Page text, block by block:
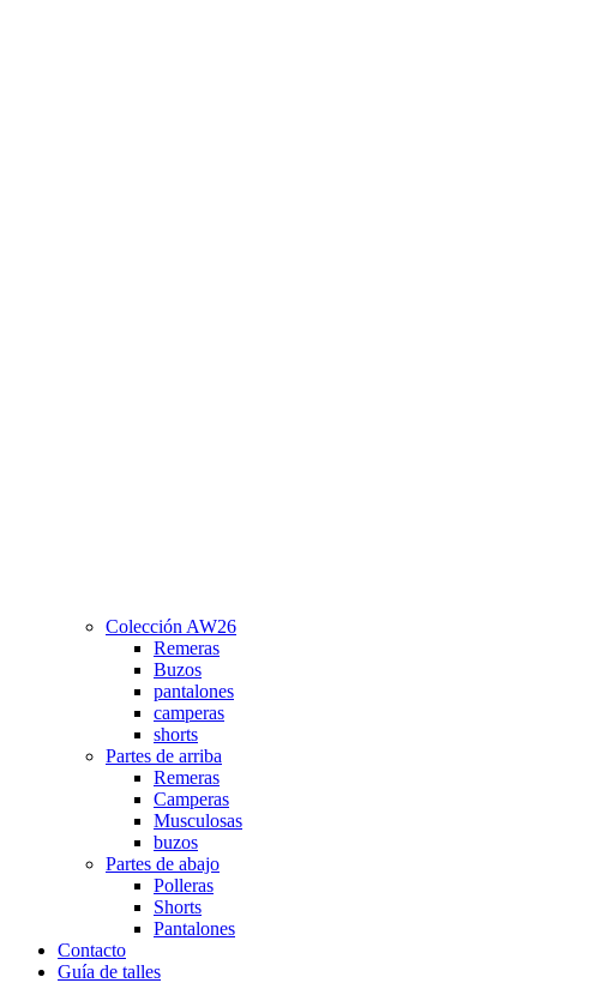
Colección AW26
Remeras
Buzos
pantalones
camperas
shorts
Partes de arriba
Remeras
Camperas
Musculosas
buzos
Partes de abajo
Polleras
Shorts
Pantalones
Contacto
Guía de talles